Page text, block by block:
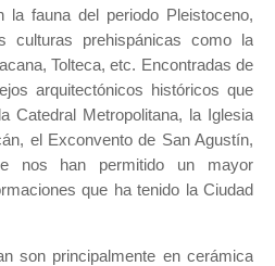
la fauna del periodo Pleistoceno,
culturas prehispánicas como la
Tolteca, etc. Encontradas de
arquitectónicos históricos que
Catedral Metropolitana, la Iglesia
el Exconvento de San Agustín,
nos han permitido un mayor
que ha tenido la Ciudad
son principalmente en cerámica